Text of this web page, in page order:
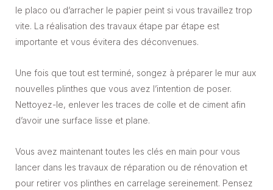
le placo ou d’arracher le papier peint si vous travaillez trop
vite. La réalisation des travaux étape par étape est
importante et vous évitera des déconvenues.
Une fois que tout est terminé, songez à préparer le mur aux
nouvelles plinthes que vous avez l’intention de poser.
Nettoyez-le, enlever les traces de colle et de ciment afin
d’avoir une surface lisse et plane.
Vous avez maintenant toutes les clés en main pour vous
lancer dans les travaux de réparation ou de rénovation et
pour retirer vos plinthes en carrelage sereinement. Pensez